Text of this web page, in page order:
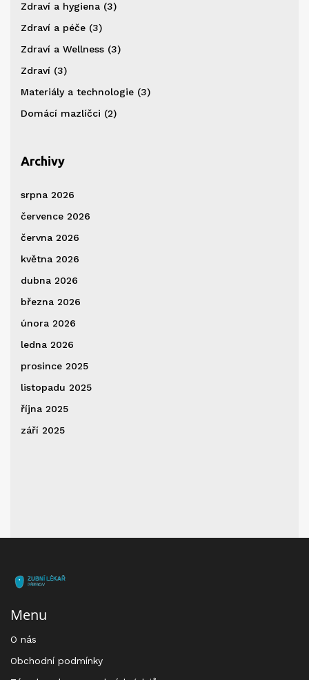
Zdraví a hygiena (3)
Zdraví a péče (3)
Zdraví a Wellness (3)
Zdraví (3)
Materiály a technologie (3)
Domácí mazlíčci (2)
Archivy
srpna 2026
července 2026
června 2026
května 2026
dubna 2026
března 2026
února 2026
ledna 2026
prosince 2025
listopadu 2025
října 2025
září 2025
Menu
O nás
Obchodní podmínky